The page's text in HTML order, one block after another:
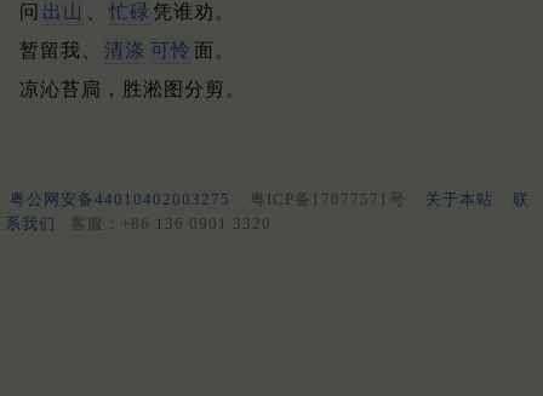
问 出山 忙碌 凭谁劝。
暂留我、
清涤 可怜 面。
凉沁苔扃，胜淞图分剪。
粤公网安备44010402003275 粤ICP备17077571号 关于本站
联
系我们
客服：+86 136 0901 3320